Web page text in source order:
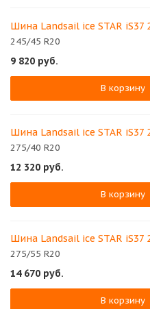
Шина Landsail ice STAR iS37
245/45 R20
9 820 руб.
В корзину
Шина Landsail ice STAR iS37
275/40 R20
12 320 руб.
В корзину
Шина Landsail ice STAR iS37
275/55 R20
14 670 руб.
В корзину